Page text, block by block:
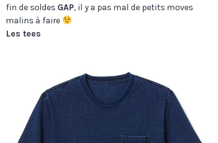
fin de soldes GAP, il y a pas mal de petits moves
malins à faire
Les tees